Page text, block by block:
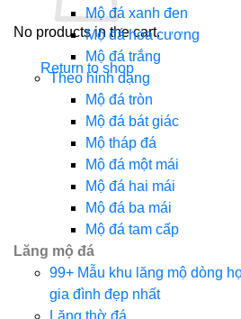
No products in the cart.
Return to shop
Mộ đá xanh đen
Mộ đá hoa cương
Mộ đá trắng
Theo hình dạng
Mộ đá tròn
Mộ đá bát giác
Mộ tháp đá
Mộ đá một mái
Mộ đá hai mái
Mộ đá ba mái
Mộ đá tam cấp
Lăng mộ đá
99+ Mẫu khu lăng mộ dòng
gia đình đẹp nhất
Lăng thờ đá